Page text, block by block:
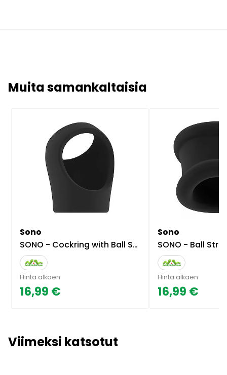
Muita samankaltaisia
Sono
SONO - Cockring with Ball Strap, Nr 45
Hinta alkaen
16,99 €
Sono
SONO - Ball
Hinta alkaen
16,99 €
Viimeksi katsotut